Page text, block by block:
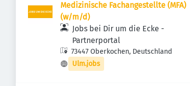
Medizinische Fachangestellte (MFA)
(w/m/d)
Jobs bei Dir um die Ecke -
Partnerportal
73447 Oberkochen, Deutschland
Ulm.jobs